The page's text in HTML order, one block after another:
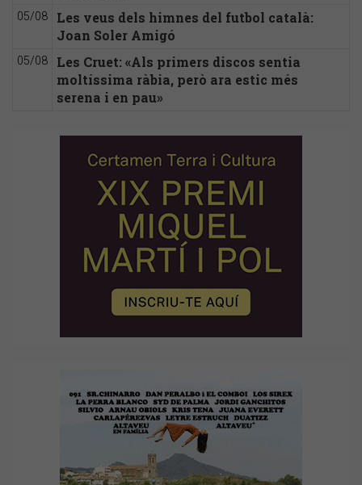
05/08
Les veus dels himnes del futbol català:
Joan Soler Amigó
05/08
Les Cruet: «Als primers discos sentia
moltíssima ràbia, però ara estic més
serena i en pau»